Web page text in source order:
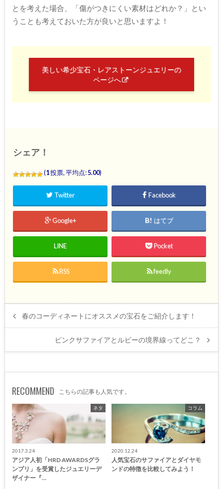
とを考えた場合、「傷がつきにくい素材はどれか？」とい
うことも考えておいた方が良いと思いますよ！
美しい希少宝石・レアストーンジュエリーの
ページへ
シェア！
(1投票, 平均点:5.00)
Twitter Facebook
Google+ はてブ
LINE Pocket
RSS feedly
春のコーディネートにオススメの宝石をご紹介します！
ピンクサファイアとルビーの境界線ってどこ？
RECOMMEND こちらの記事も人気です。
ネタ
2017.3.24
アジア人初「HRD AWARDSグラ
ンプリ」を受賞したジュエリーデ
ザイナー『…
コラム
2020.12.24
人気宝石のサファイアとダイヤモ
ンドの特徴を比較してみよう！